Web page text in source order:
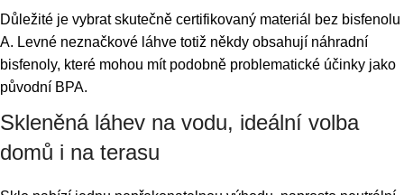
Důležité je vybrat skutečně certifikovaný materiál bez bisfenolu
A. Levné neznačkové láhve totiž někdy obsahují náhradní
bisfenoly, které mohou mít podobně problematické účinky jako
původní BPA.
Skleněná láhev na vodu, ideální volba
domů i na terasu